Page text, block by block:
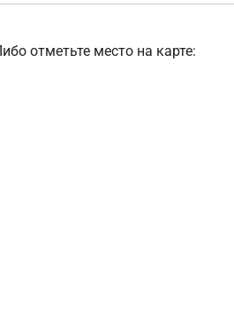
отметьте место на карте: